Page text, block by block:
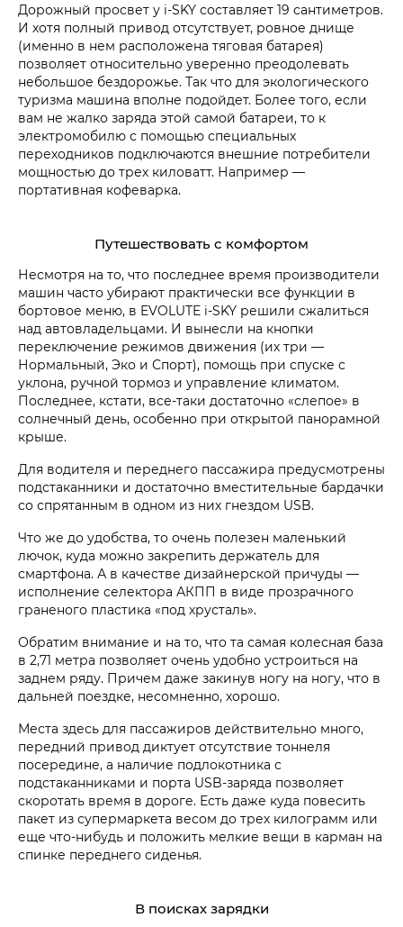
Дорожный просвет у i‑SKY составляет 19 сантиметров.
И хотя полный привод отсутствует, ровное днище
(именно в нем расположена тяговая батарея)
позволяет относительно уверенно преодолевать
небольшое бездорожье. Так что для экологического
туризма машина вполне подойдет. Более того, если
вам не жалко заряда этой самой батареи, то к
электромобилю с помощью специальных
переходников подключаются внешние потребители
мощностью до трех киловатт. Например —
портативная кофеварка.
Путешествовать с комфортом
Несмотря на то, что последнее время производители
машин часто убирают практически все функции в
бортовое меню, в EVOLUTE i‑SKY решили сжалиться
над автовладельцами. И вынесли на кнопки
переключение режимов движения (их три —
Нормальный, Эко и Спорт), помощь при спуске с
уклона, ручной тормоз и управление климатом.
Последнее, кстати, все-таки достаточно «слепое» в
солнечный день, особенно при открытой панорамной
крыше.
Для водителя и переднего пассажира предусмотрены
подстаканники и достаточно вместительные бардачки
со спрятанным в одном из них гнездом USB.
Что же до удобства, то очень полезен маленький
лючок, куда можно закрепить держатель для
смартфона. А в качестве дизайнерской причуды —
исполнение селектора АКПП в виде прозрачного
граненого пластика «под хрусталь».
Обратим внимание и на то, что та самая колесная база
в 2,71 метра позволяет очень удобно устроиться на
заднем ряду. Причем даже закинув ногу на ногу, что в
дальней поездке, несомненно, хорошо.
Места здесь для пассажиров действительно много,
передний привод диктует отсутствие тоннеля
посередине, а наличие подлокотника с
подстаканниками и порта USB-заряда позволяет
скоротать время в дороге. Есть даже куда повесить
пакет из супермаркета весом до трех килограмм или
еще что-нибудь и положить мелкие вещи в карман на
спинке переднего сиденья.
В поисках зарядки